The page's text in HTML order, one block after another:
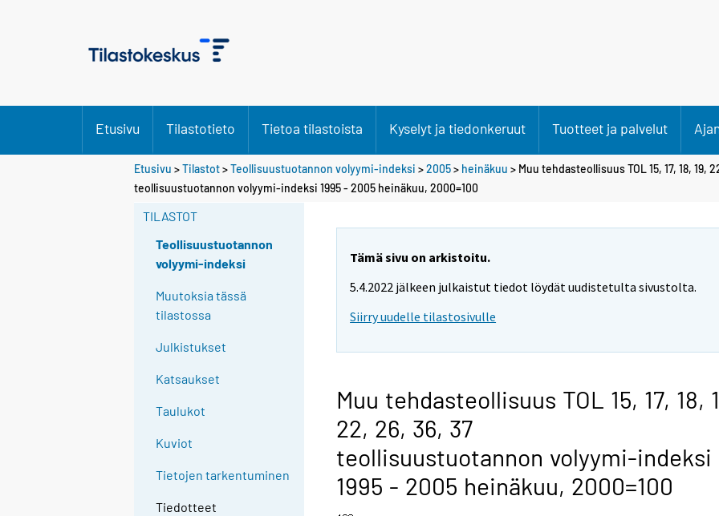
Etusivu Tilastotieto Tietoa tilastoista Kyselyt ja tiedonkeruut Tuotteet ja palvelut
Etusivu >Tilastot>Teollisuustuotannon volyymi-indeksi >2005> heinäkuu > Muu tehdasteollisuus TOL 15, 17, 18, 19,
teollisuustuotannon volyymi-indeksi 1995 - 2005 heinäkuu, 2000=100
TILASTOT
Teollisuustuotannon
volyymi-indeksi
Muutoksia tässä
tilastossa
Julkistukset
Katsaukset
Taulukot
Kuviot
Tietojen tarkentuminen
Tiedotteet
Tämä sivu on arkistoitu.
5.4.2022 jälkeen julkaistut tiedot löydät uudistetulta sivustolta.
Siirry uudelle tilastosivulle
Muu tehdasteollisuus TOL 15, 17, 18,
22, 26, 36, 37
teollisuustuotannon volyymi-indeksi
1995 - 2005 heinäkuu, 2000=100